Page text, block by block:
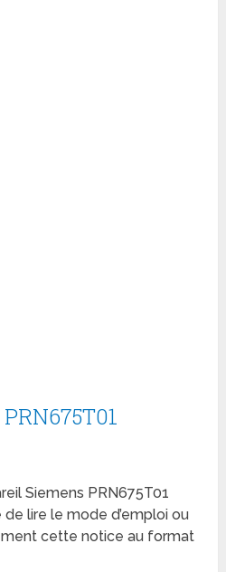
Siemens PRN675T01
lire le mode d’emploi ou
cette notice au format